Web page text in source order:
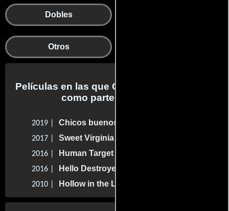
Dobles
Otros
Películas en las que Cameron Hilts trabajo
como parte del reparto
2019 | Chicos buenos
2017 | Sweet Virginia
2016 | Human Target
2016 | Hello Destroyer
2010 | Hollow in the Land